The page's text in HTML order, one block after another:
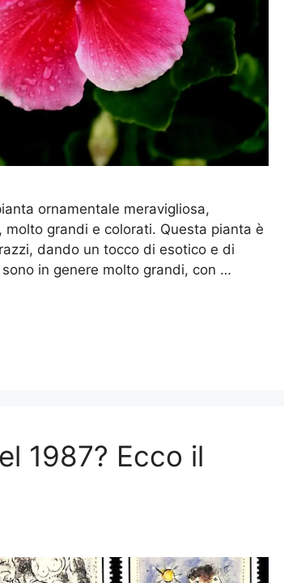
ornamentale meravigliosa,
grandi e colorati. Questa pianta è
dando un tocco di esotico e di
in genere molto grandi, con …
1987? Ecco il